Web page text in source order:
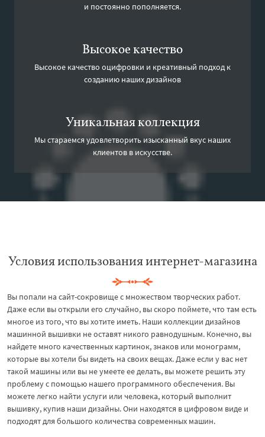
и постоянно пополняется.
Высокое качество
Высокое качество оцифровки и креативный подход к
созданию наших дизайнов
Уникальная коллекция
Мы стараемся удовлетворить изысканный вкус наших
клиентов в искусстве.
Условия использования интернет-магазина
Вы попали на сайт-сокровище с множеством творческих работ.
Даже если вы открыли его случайно, вы скоро поймете, что там есть
многое из того, что вы хотите иметь. Наши коллекции дизайнов
машинной вышивки не оставят никого равнодушным. Конечно, вы
найдете много качественных картинок, знаков или монограмм,
которые вы хотели бы видеть на своих вещах. Даже если у вас нет
такой машины или вы не умеете ее делать, вы можете решить эту
проблему с помощью нашего программного обеспечения. Вы
можете легко найти услуги или человека, который выполнит
вышивку, купив наши дизайны. Они находятся в цифровом виде и
подходят для большого количества современных машин.